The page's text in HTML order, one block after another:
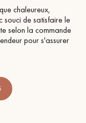
chaleureux,
souci de satisfaire le
selon la commande
pour s'assurer